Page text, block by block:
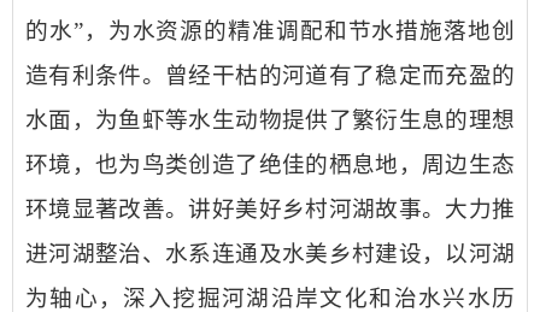
的水”，为水资源的精准调配和节水措施落地创
造有利条件。曾经干枯的河道有了稳定而充盈的
水面，为鱼虾等水生动物提供了繁衍生息的理想
环境，也为鸟类创造了绝佳的栖息地，周边生态
环境显著改善。讲好美好乡村河湖故事。 大力推
进河湖整治、水系连通及水美乡村建设，以河湖
为轴心，深入挖掘河湖沿岸文化和治水兴水历